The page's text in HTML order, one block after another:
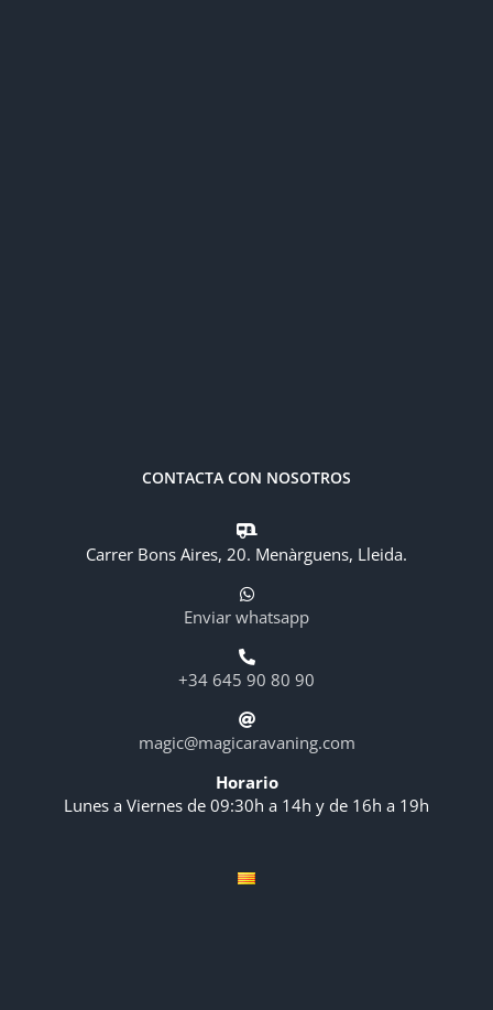
CONTACTA CON NOSOTROS
Carrer Bons Aires, 20. Menàrguens, Lleida.
Enviar whatsapp
+34 645 90 80 90
magic@magicaravaning.com
Horario
Lunes a Viernes de 09:30h a 14h y de 16h a 19h